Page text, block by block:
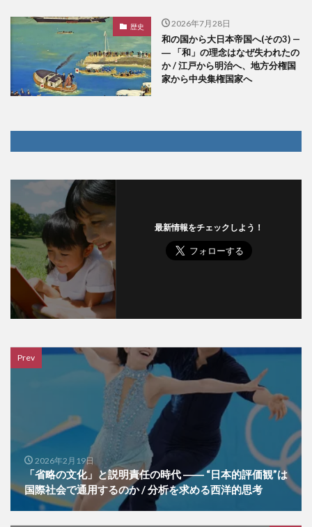
歴史 2026年7月28日
和の国から大日本帝国へ(その3) —
― 「和」の理念はなぜ失われたの
か / 江戸から明治へ、地方分権国
家から中央集権国家へ
最新情報をチェックしよう！
Prev
2026年2月19日
「省略の文化」と説明責任の時代 ―― “日本的評価観”は
国際社会で通用するのか / 分析を求める西洋的思考